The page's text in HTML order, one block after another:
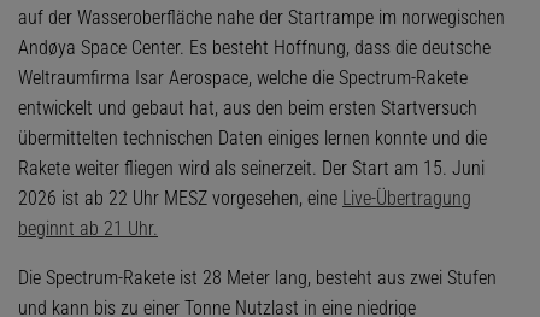
auf der Wasseroberfläche nahe der Startrampe im norwegischen
Andøya Space Center. Es besteht Hoffnung, dass die deutsche
Weltraumfirma Isar Aerospace, welche die Spectrum-Rakete
entwickelt und gebaut hat, aus den beim ersten Startversuch
übermittelten technischen Daten einiges lernen konnte und die
Rakete weiter fliegen wird als seinerzeit. Der Start am 15. Juni
2026 ist ab 22 Uhr MESZ vorgesehen, eine Live-Übertragung
beginnt ab 21 Uhr.
Die Spectrum-Rakete ist 28 Meter lang, besteht aus zwei Stufen
und kann bis zu einer Tonne Nutzlast in eine niedrige